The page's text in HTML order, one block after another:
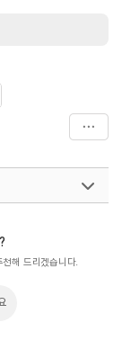
) 200,000원
) 200,000원
) 220,000원
) 180,000원
해 드리겠습니다.